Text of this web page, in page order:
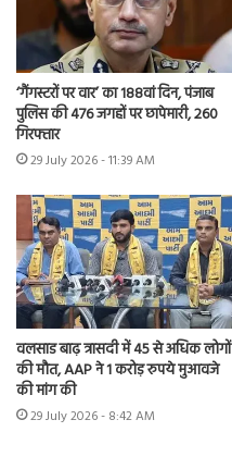
‘गैंगस्टरों पर वार’ का 188वां दिन, पंजाब
पुलिस की 476 जगहों पर छापेमारी, 260
गिरफ्तार
29 July 2026 - 11:39 AM
वलसाड बाढ़ त्रासदी में 45 से अधिक लोगों
की मौत, AAP ने 1 करोड़ रुपये मुआवजे
की मांग की
29 July 2026 - 8:42 AM